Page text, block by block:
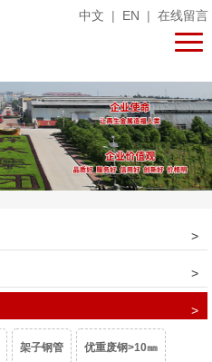
中文 | EN | 在线留言
架子钢管 优重废钢>10㎜